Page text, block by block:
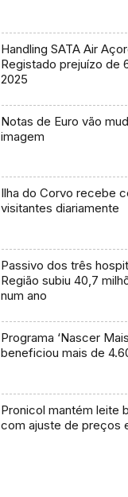
Handling SATA Air
Registado prejuízo de
2025
Notas de Euro vão
imagem
Ilha do Corvo recebe
visitantes diariamente
Passivo dos três
Região subiu 40,7
num ano
Programa ‘Nascer
beneficiou mais de
Pronicol mantém leite
com ajuste de preços